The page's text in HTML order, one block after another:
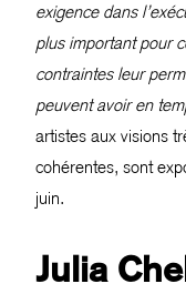
exigence dans
plus important pour
contraintes leur
peuvent avoir en
artistes aux visions
cohérentes, sont
juin.
Julia